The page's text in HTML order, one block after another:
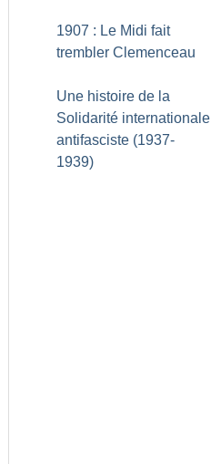
1907 : Le Midi fait
trembler Clemenceau
Une histoire de la
Solidarité internationale
antifasciste (1937-
1939)